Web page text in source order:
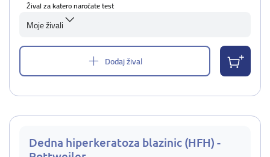
Žival za katero naročate test
Moje živali
Dodaj žival
Dedna hiperkeratoza blazinic (HFH) -